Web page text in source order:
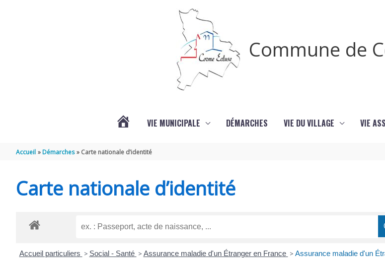
Commune de
VIE MUNICIPALE DÉMARCHES VIE DU VILLAGE VIE
Accueil Démarches Carte nationale d’identité
Carte nationale d’identité
Accueil particuliers > Social - Santé > Assurance maladie d'un Étranger en France > Assurance maladie d'un